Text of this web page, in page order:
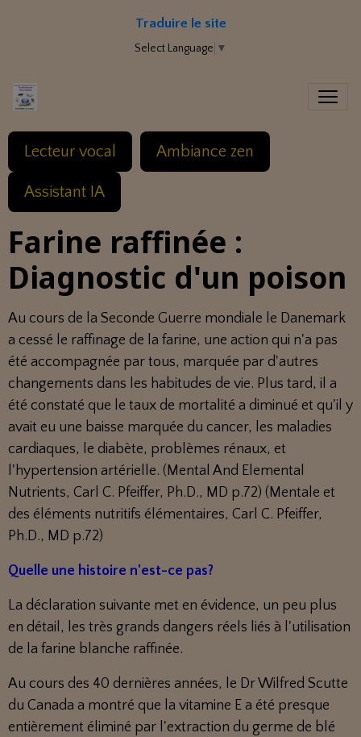
Traduire le site
Select Language ▼
Lecteur vocal Ambiance zen
Assistant IA
Farine raffinée :
Diagnostic d'un poison
Au cours de la Seconde Guerre mondiale le Danemark
a cessé le raffinage de la farine, une action qui n'a pas
été accompagnée par tous, marquée par d'autres
changements dans les habitudes de vie. Plus tard, il a
été constaté que le taux de mortalité a diminué et qu'il y
avait eu une baisse marquée du cancer, les maladies
cardiaques, le diabète, problèmes rénaux, et
l'hypertension artérielle. (Mental And Elemental
Nutrients, Carl C. Pfeiffer, Ph.D., MD p.72) (Mentale et
des éléments nutritifs élémentaires, Carl C. Pfeiffer,
Ph.D., MD p.72)
Quelle une histoire n'est-ce pas?
La déclaration suivante met en évidence, un peu plus
en détail, les très grands dangers réels liés à l'utilisation
de la farine blanche raffinée.
Au cours des 40 dernières années, le Dr Wilfred Scutte
du Canada a montré que la vitamine E a été presque
entièrement éliminé par l'extraction du germe de blé